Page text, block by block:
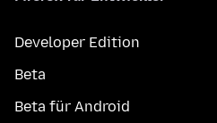
Developer Edition
Beta
Beta für Android